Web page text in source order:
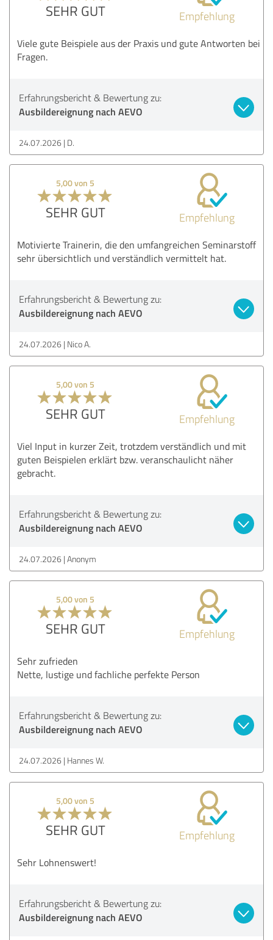
SEHR GUT Empfehlung
Viele gute Beispiele aus der Praxis und gute Antworten bei
Fragen.
Erfahrungsbericht & Bewertung zu:
Ausbildereignung nach AEVO
24.07.2026 D.
5,00 von 5
SEHR GUT Empfehlung
Motivierte Trainerin, die den umfangreichen Seminarstoff
sehr übersichtlich und verständlich vermittelt hat.
Erfahrungsbericht & Bewertung zu:
Ausbildereignung nach AEVO
24.07.2026 Nico A.
5,00 von 5
SEHR GUT Empfehlung
Viel Input in kurzer Zeit, trotzdem verständlich und mit
guten Beispielen erklärt bzw. veranschaulicht näher
gebracht.
Erfahrungsbericht & Bewertung zu:
Ausbildereignung nach AEVO
24.07.2026 Anonym
5,00 von 5
SEHR GUT Empfehlung
Sehr zufrieden
Nette, lustige und fachliche perfekte Person
Erfahrungsbericht & Bewertung zu:
Ausbildereignung nach AEVO
24.07.2026 Hannes W.
5,00 von 5
SEHR GUT Empfehlung
Sehr Lohnenswert!
Erfahrungsbericht & Bewertung zu:
Ausbildereignung nach AEVO